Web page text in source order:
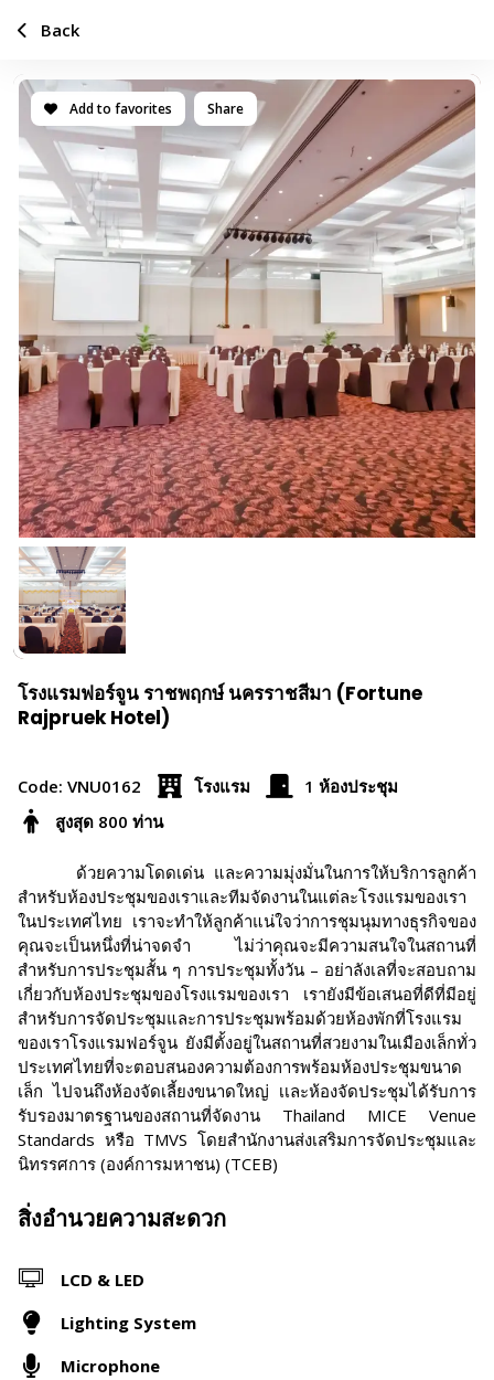
Add to favorites Share
โรงแรมฟอร์จูน ราชพฤกษ์ นครราชสีมา (Fortune
Rajpruek Hotel)
Code: VNU0162 โรงแรม
1 ห้องประชุม
สูงสุด 800 ท่าน
ด้วยความโดดเด่น และความมุ่งมั่นในการให้บริการลูกค้า
สำหรับห้องประชุมของเราและทีมจัดงานในแต่ละโรงแรมของเรา
ในประเทศไทย เราจะทำให้ลูกค้าแน่ใจว่าการชุมนุมทางธุรกิจของ
คุณจะเป็นหนึ่งที่น่าจดจำ ไม่ว่าคุณจะมีความสนใจในสถานที่
สำหรับการประชุมสั้น ๆ การประชุมทั้งวัน – อย่าลังเลที่จะสอบถาม
เกี่ยวกับห้องประชุมของโรงแรมของเรา เรายังมีข้อเสนอที่ดีที่มีอยู่
สำหรับการจัดประชุมและการประชุมพร้อมด้วยห้องพักที่โรงแรม
ของเราโรงแรมฟอร์จูน ยังมีตั้งอยู่ในสถานที่สวยงามในเมืองเล็กทั่ว
ประเทศไทยที่จะตอบสนองความต้องการพร้อมห้องประชุมขนาด
เล็ก ไปจนถึงห้องจัดเลี้ยงขนาดใหญ่ เเละห้องจัดประชุมได้รับการ
รับรองมาตรฐานของสถานที่จัดงาน Thailand MICE Venue
Standards หรือ TMVS โดยสำนักงานส่งเสริมการจัดประชุมและ
นิทรรศการ (องค์การมหาชน) (TCEB)
สิ่งอำนวยความสะดวก
LCD & LED
Lighting System
Microphone
Back